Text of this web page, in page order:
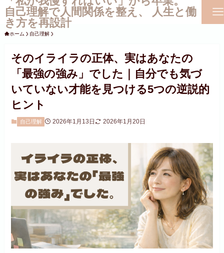
自己理解で人間関係を整え、 人生と働
き方を再設計
ホーム 自己理解
そのイライラの正体、実はあなたの
「最強の強み」でした｜自分でも気づ
いていない才能を見つける5つの逆説的
ヒント
自己理解 2026年1月13日 2026年1月20日